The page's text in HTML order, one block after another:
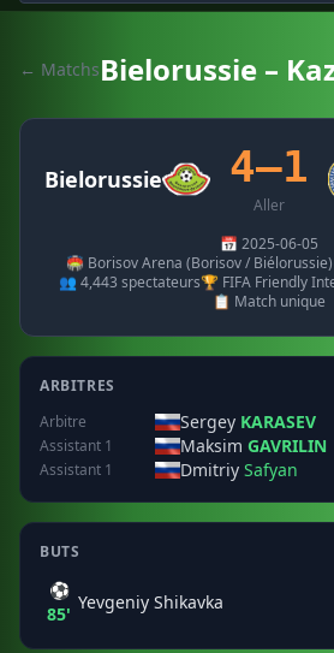
← MatchsBielorussie –
Bielorussie 4–1
Aller
📅 2025-06-05
🏟️ Borisov Arena (Borisov / Biélorussie)
👥 4,443 spectateurs🏆 FIFA Friendly
📋 Match unique
ARBITRES
Arbitre
Sergey KARASEV
Assistant 1 Maksim GAVRILIN
Assistant 1 Dmitriy Safyan
BUTS
⚽
85'
Yevgeniy Shikavka